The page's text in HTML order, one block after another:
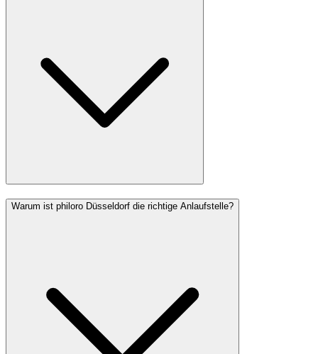
Warum ist philoro Düsseldorf die richtige Anlaufstelle?